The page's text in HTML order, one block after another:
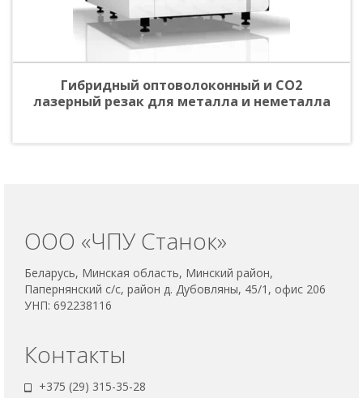
Гибридный оптоволоконный и CO2
лазерный резак для металла и неметалла
ООО «ЧПУ Станок»
Беларусь, Минская область, Минский район,
Папернянский с/с, район д. Дубовляны, 45/1, офис 206
УНП: 692238116
Контакты
+375 (29) 315-35-28